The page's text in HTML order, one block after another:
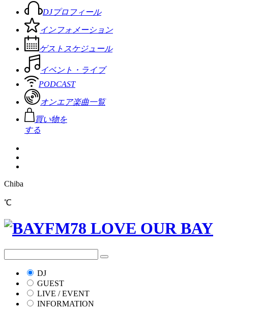
DJプロフィール
インフォメーション
ゲストスケジュール
イベント・ライブ
PODCAST
オンエア楽曲一覧
買い物を
する
Chiba
℃
DJ
GUEST
LIVE / EVENT
INFORMATION